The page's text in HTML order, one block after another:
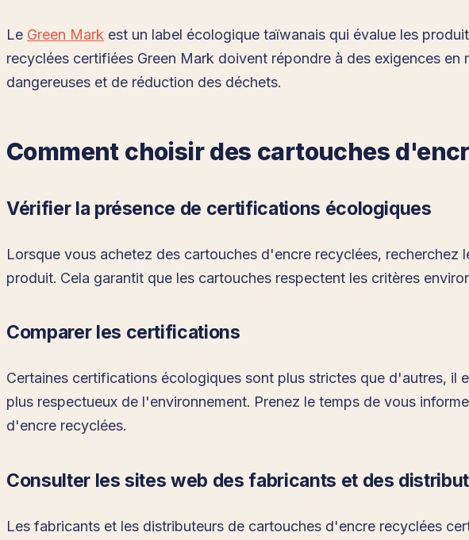
Le Green Mark est un label écologique taïwanais qui évalue les
recyclées certifiées Green Mark doivent répondre à des exigences
dangereuses et de réduction des déchets.
Comment choisir des cartouches
Vérifier la présence de certifications écologiques
Lorsque vous achetez des cartouches d'encre recyclées,
produit. Cela garantit que les cartouches respectent les critères
Comparer les certifications
Certaines certifications écologiques sont plus strictes que d'autres,
plus respectueux de l'environnement. Prenez le temps de vous
d'encre recyclées.
Consulter les sites web des fabricants et des
Les fabricants et les distributeurs de cartouches d'encre recyclées